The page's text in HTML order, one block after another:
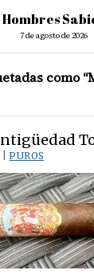
Hombres
7 de agosto de 2026
como
|PUROS